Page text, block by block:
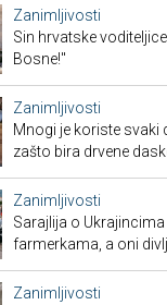
Zanimljivosti
Sin hrvatske
Bosne!"
Zanimljivosti
Mnogi je koriste svaki
zašto bira drvene
Zanimljivosti
Sarajlija o
farmerkama, a oni
Zanimljivosti